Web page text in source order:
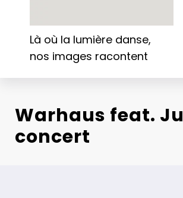
Là où la lumière danse,
nos images racontent
Warhaus feat.
concert